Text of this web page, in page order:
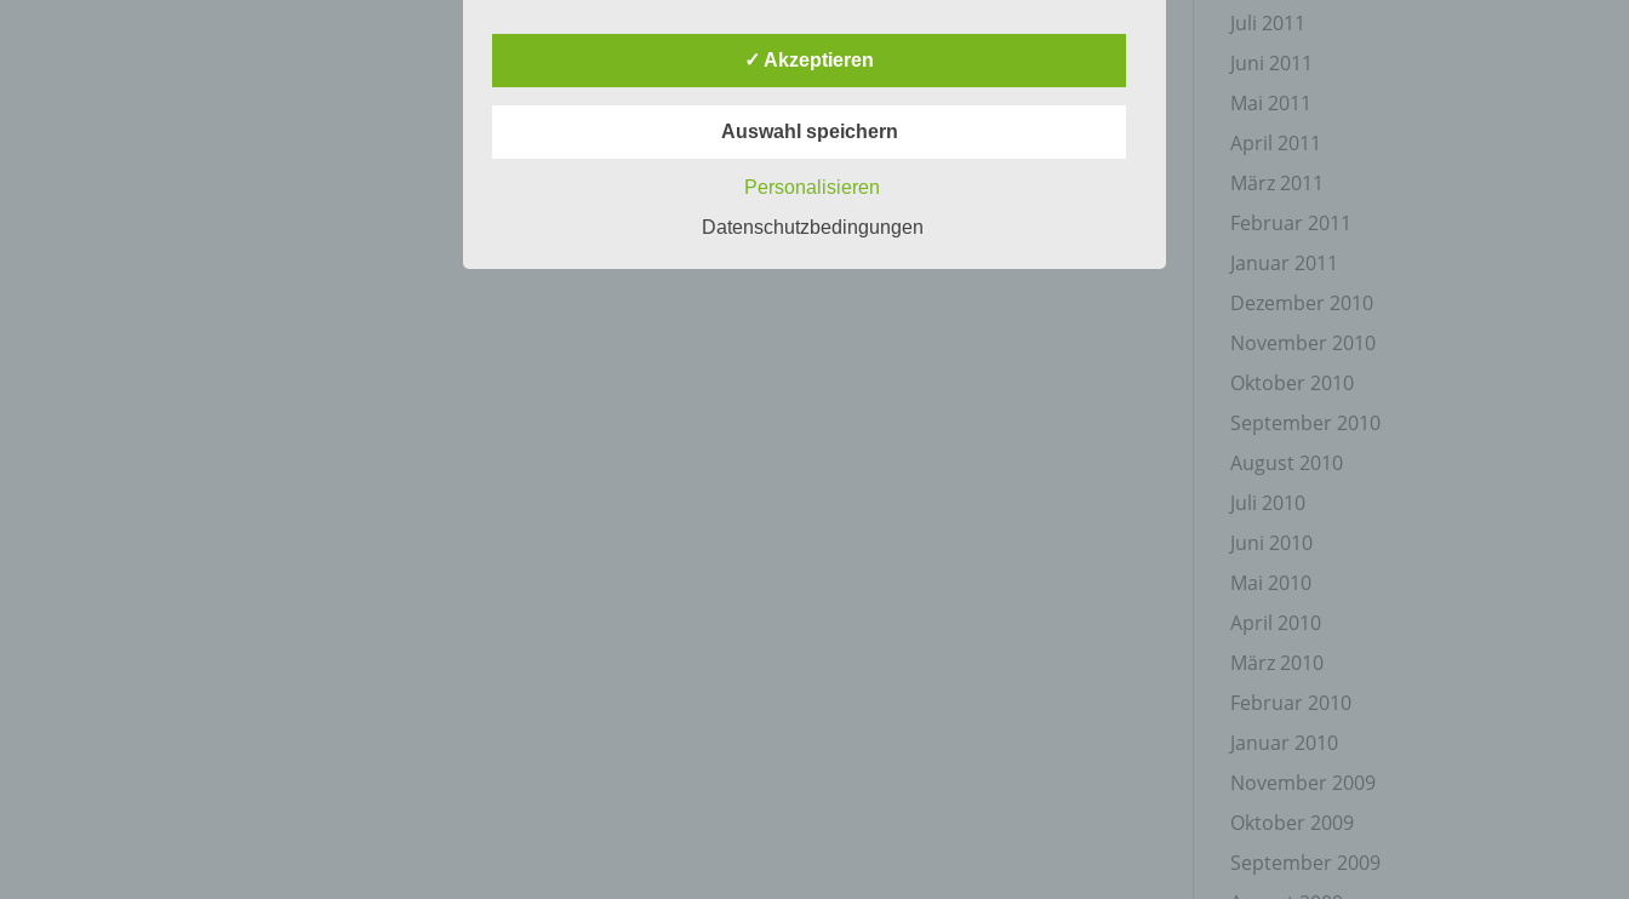
Juli 2011
Juni 2011
Mai 2011
April 2011
März 2011
Februar 2011
Januar 2011
Dezember 2010
November 2010
Oktober 2010
September 2010
August 2010
Juli 2010
Juni 2010
Mai 2010
April 2010
März 2010
Februar 2010
Januar 2010
November 2009
Oktober 2009
September 2009
Verarbeitung ist jeder mit oder ohne Hilfe automatisierter Verfahren
Organisation, das Ordnen, die Speicherung, die Anpassung oder
Veränderung, das Auslesen, das Abfragen, die Verwendung, die
Bereitstellung, den Abgleich oder die Verknüpfung, die Einschränkung, das
✓ Akzeptieren
Auswahl speichern
Personalisieren
Datenschutzbedingungen